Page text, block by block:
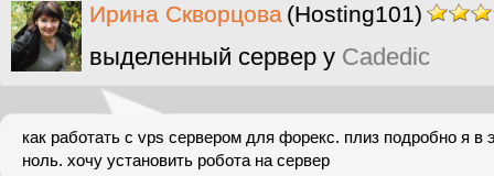
Ирина Скворцова (Hosting101)
выделенный сервер у Cadedic
как работать с vps сервером для форекс. плиз подробно я в
ноль. хочу установить робота на сервер